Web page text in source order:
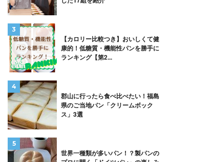
【カロリー比較つき】おいしくて健
康的！低糖質・機能性パンを勝手に
ランキング【第2...
郡山に行ったら食べ比べたい！福島
県のご当地パン「クリームボック
ス」3選
世界一種類が多いパン！？製パンの